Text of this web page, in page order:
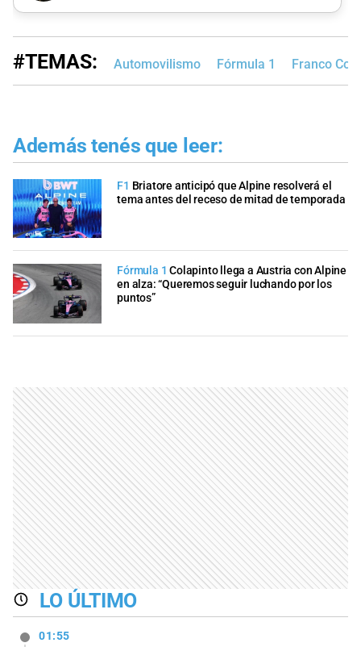
#TEMAS: Automovilismo Fórmula 1 Franco
Además tenés que leer:
F1 Briatore anticipó que Alpine resolverá el
tema antes del receso de mitad de temporada
Fórmula 1 Colapinto llega a Austria con Alpine
en alza: “Queremos seguir luchando por los
puntos”
LO ÚLTIMO
01:55